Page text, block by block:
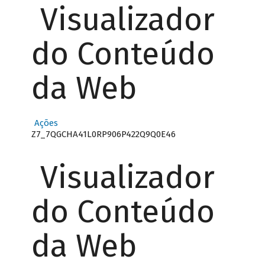
Visualizador
do Conteúdo
da Web
Ações
Z7_7QGCHA41L0RP906P422Q9Q0E46
Visualizador
do Conteúdo
da Web